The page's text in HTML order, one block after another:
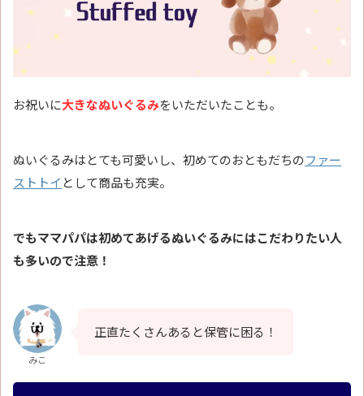
お祝いに大きなぬいぐるみをいただいたことも。
ぬいぐるみはとても可愛いし、初めてのおともだちのファー
ストトイ として商品も充実。
でもママパパは初めてあげるぬいぐるみにはこだわりたい人
も多いので注意！
みこ
正直たくさんあると保管に困る！